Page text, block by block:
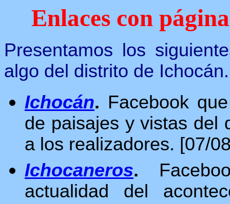
Enlaces con
Presentamos los
algo del distrito de Ichocán.
Ichocán. Facebook
de paisajes y vistas del
a los realizadores. [07/
Ichocaneros.
actualidad del